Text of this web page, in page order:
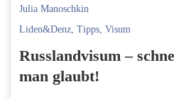
Julia Manoschkin
Liden&Denz, Tipps, Visum
Russlandvisum –
man glaubt!